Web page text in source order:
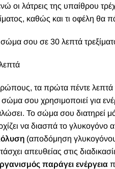
οι λάτρεις της υπαίθρου
καθώς και τι οφέλη θα
σώμα σου σε 30 λεπτά
τα πρώτα πέντε λεπτά
σου χρησιμοποιεί για
Το σώμα σου διατηρεί
να διασπά το γλυκογόνο
(αποδόμηση
απευθείας στις
παράγει ενέργεια